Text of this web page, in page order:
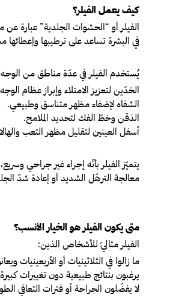
كيف يعمل الفيلر؟
الفيلر أو “الحشوات الجلدية” عبارة
في البشرة تساعد على ترطيبها وإعطائها
يُستخدم الفيلر في عدّة مناطق من
الخدّين لتعزيز الامتلاء وإبراز عظام
الشفاه لإضفاء مظهر متناسق وطبيعي.
الذقن وخطّ الفك لتحديد الملامح.
أسفل العينين لتقليل مظهر التعب
يتميّز الفيلر بأنّه إجراء غير جراحي
معالجة الترهّل الشديد أو إعادة شدّ
متى يكون الفيلر هو الخيار الأنسب؟
الفيلر مثاليّ للأشخاص الذين:
ما زالوا في الثلاثينيات أو
يرغبون بنتائج طبيعية دون تغييرات
لا يفضّلون الجراحة أو فترات التعافي